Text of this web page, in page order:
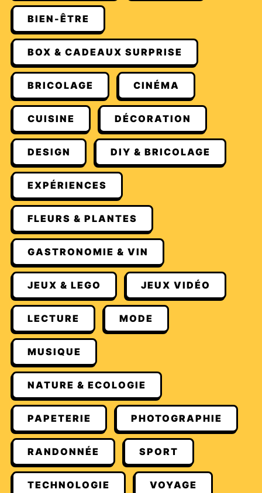
BIEN-ÊTRE
BOX & CADEAUX SURPRISE
BRICOLAGE CINÉMA
CUISINE DÉCORATION
DESIGN DIY & BRICOLAGE
EXPÉRIENCES
FLEURS & PLANTES
GASTRONOMIE & VIN
JEUX & LEGO JEUX VIDÉO
LECTURE MODE
MUSIQUE
NATURE & ECOLOGIE
PAPETERIE PHOTOGRAPHIE
RANDONNÉE SPORT
TECHNOLOGIE VOYAGE